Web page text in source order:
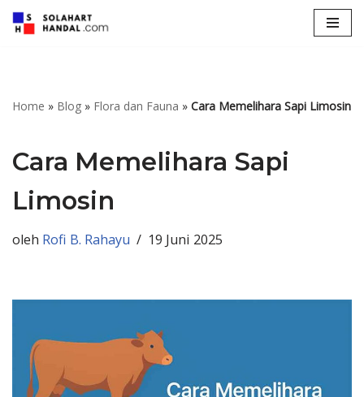
Home » Blog » Flora dan Fauna » Cara Memelihara Sapi Limosin
Cara Memelihara Sapi
Limosin
oleh Rofi B. Rahayu 19 Juni 2025